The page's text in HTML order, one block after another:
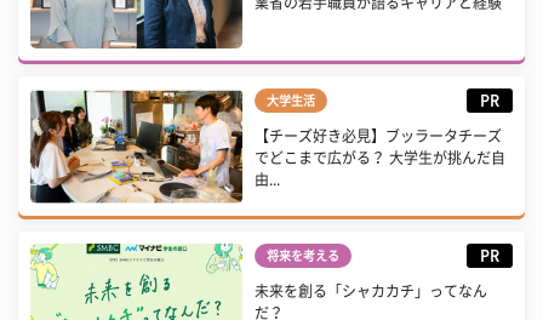
大学生活 PR
【チーズ好き必見】ブッラータチーズ
でどこまで広がる？ 大学生が挑んだ自
由...
将来を考える PR
未来を創る「シャカカチ」ってなん
だ？